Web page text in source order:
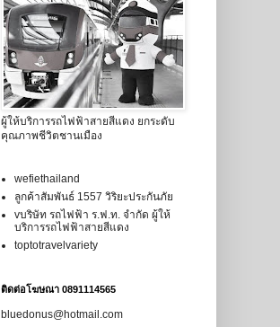
ผู้ให้บริการรถไฟฟ้าสายสีแดง ยกระดับ
คุณภาพชีวิตชานเมือง
wefiethailand
ลูกค้าสัมพันธ์ 1557 วิริยะประกันภัย
vบริษัท รถไฟฟ้า ร.ฟ.ท. จำกัด ผู้ให้
บริการรถไฟฟ้าสายสีแดง
toptotravelvariety
ติดต่อโฆษณา 0891114565
bluedonus@hotmail.com